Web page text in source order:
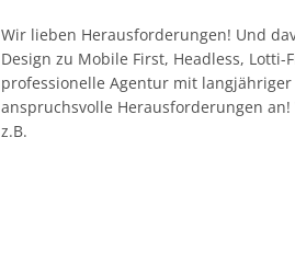
Wir lieben Herausforderungen! Und
Design zu Mobile First, Headless,
professionelle Agentur mit
anspruchsvolle Herausforderungen
z.B.